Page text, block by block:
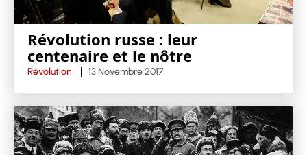
Révolution russe : leur
centenaire et le nôtre
Révolution 13 Novembre 2017